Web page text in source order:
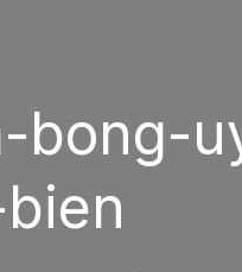
bong-